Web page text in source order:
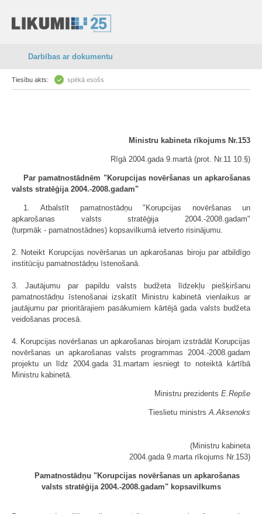
Darbības ar dokumentu
Tiesību akts: spēkā esošs
Ministru kabineta rīkojums Nr.153
Rīgā 2004.gada 9.martā (prot. Nr.11 10.§)
Par pamatnostādnēm "Korupcijas novēršanas un apkarošanas
valsts stratēģija 2004.-2008.gadam"
1. Atbalstīt pamatnostādņu "Korupcijas novēršanas un
apkarošanas valsts stratēģija 2004.-2008.gadam"
(turpmāk - pamatnostādnes) kopsavilkumā ietverto risinājumu.
2. Noteikt Korupcijas novēršanas un apkarošanas biroju par atbildīgo
institūciju pamatnostādņu īstenošanā.
3. Jautājumu par papildu valsts budžeta līdzekļu piešķiršanu
pamatnostādņu īstenošanai izskatīt Ministru kabinetā vienlaikus ar
jautājumu par prioritārajiem pasākumiem kārtējā gada valsts budžeta
veidošanas procesā.
4. Korupcijas novēršanas un apkarošanas birojam izstrādāt Korupcijas
novēršanas un apkarošanas valsts programmas 2004.-2008.gadam
projektu un līdz 2004.gada 31.martam iesniegt to noteiktā kārtībā
Ministru kabinetā.
Ministru prezidents E.Repše
Tieslietu ministrsA.Aksenoks
(Ministru kabineta
2004.gada 9.marta rīkojums Nr.153)
Pamatnostādņu "Korupcijas novēršanas un apkarošanas
valsts stratēģija 2004.-2008.gadam" kopsavilkums